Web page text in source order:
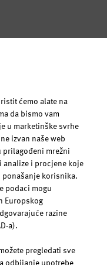
ćemo alate na
da bismo vam
u marketinške svrhe
izvan naše web
prilagođeni mrežni
i procjene koje
korisnika.
podaci mogu
Europskog
razine
a).
pregledati sve
odbijanje upotrebe